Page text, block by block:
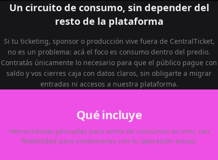
Un circuito de consumo, sin depender del
resto de la plataforma
Si tu ticketing, sponsor o producción vive fuera de CentralTicket,
no es un problema: acá el foco es consumo dentro del predio.
Contratás únicamente lo necesario para que el público pague con
saldo y vos cierres caja con datos claros, sin obligarte a migrar
entradas ni accesos a nuestra plataforma.
Qué incluye
Herramientas pensadas para venta de consumos en vivo, con
flexibilidad para combinarlas con tu operación actual.